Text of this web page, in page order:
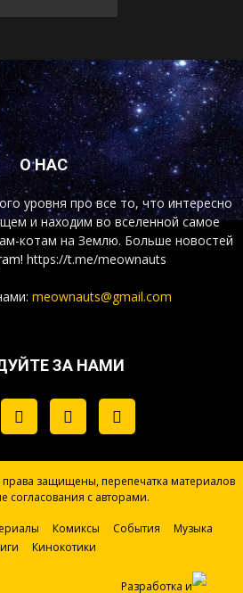
О НАС
уровня про все то, что интересно
и находим во вселенной самое
котам на Землю. Больше новостей
https://t.me/meownauts
meownauts@gmail.com
ЗА НАМИ
права защищены, перепечатка материалов
согласования с авторами.
Комиксы События
Музыка
Кинокотики
Разработка и